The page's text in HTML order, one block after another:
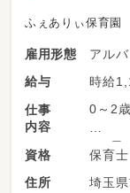
ふぇありぃ保育園
雇用形態
アルバ
給与
時給
仕事
内容
0～2
＜1日
7:00
8:00
資格
保育士
住所
埼玉